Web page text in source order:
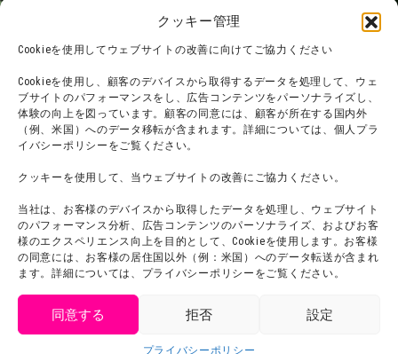
クッキー管理
Cookieを使用してウェブサイトの改善に向けてご協力ください
Cookieを使用し、顧客のデバイスから取得するデータを処理して、ウェ
ブサイトのパフォーマンスをし、広告コンテンツをパーソナライズし、
体験の向上を図っています。顧客の同意には、顧客が所在する国内外
（例、米国）へのデータ移転が含まれます。詳細については、個人プラ
イバシーポリシーをご覧ください。
クッキーを使用して、当ウェブサイトの改善にご協力ください。
当社は、お客様のデバイスから取得したデータを処理し、ウェブサイト
のパフォーマンス分析、広告コンテンツのパーソナライズ、およびお客
様のエクスペリエンス向上を目的として、Cookieを使用します。お客様
の同意には、お客様の居住国以外（例：米国）へのデータ転送が含まれ
ます。詳細については、プライバシーポリシーをご覧ください。
同意する 拒否 設定
プライバシーポリシー
チームビルディング計画
よくある質問・
利用規約
プライバシーポリシー
プレスリリース
SNS
法令に基づく表記
会社概要
スタッフ募集